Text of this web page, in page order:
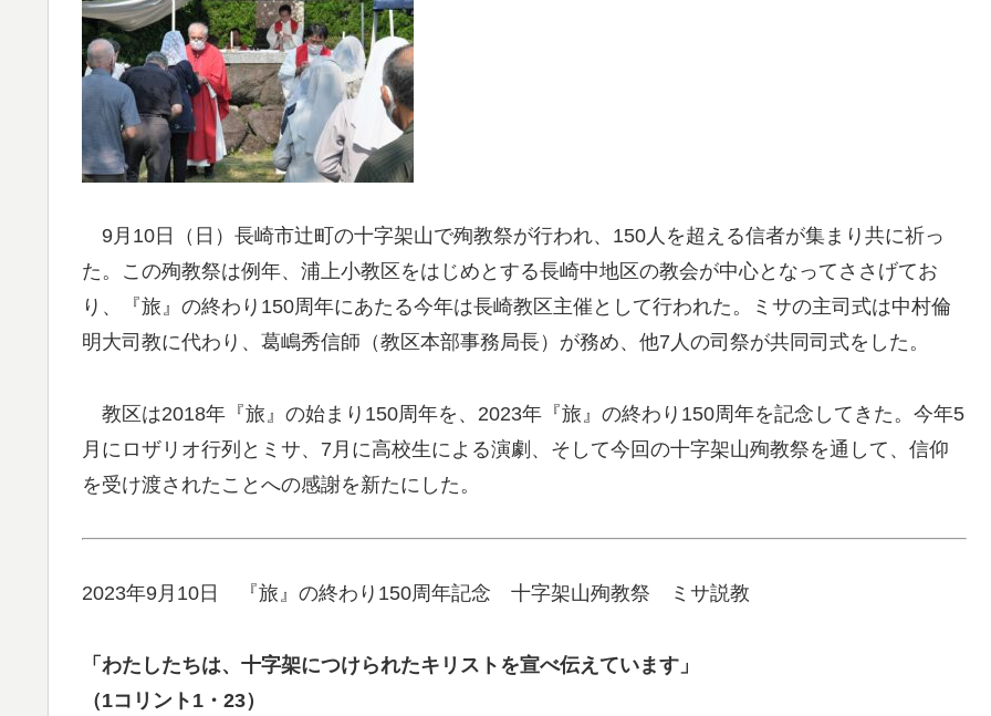
9月10日（日）長崎市辻町の十字架山で殉教祭が行われ、150人を超える信者が集まり共に祈っ
た。この殉教祭は例年、浦上小教区をはじめとする長崎中地区の教会が中心となってささげてお
り、『旅』の終わり150周年にあたる今年は長崎教区主催として行われた。ミサの主司式は中村倫
明大司教に代わり、葛嶋秀信師（教区本部事務局長）が務め、他7人の司祭が共同司式をした。
教区は2018年『旅』の始まり150周年を、2023年『旅』の終わり150周年を記念してきた。今年5
月にロザリオ行列とミサ、7月に高校生による演劇、そして今回の十字架山殉教祭を通して、信仰
を受け渡されたことへの感謝を新たにした。
2023年9月10日 『旅』の終わり150周年記念 十字架山殉教祭 ミサ説教
「わたしたちは、十字架につけられたキリストを宣べ伝えています」
（1コリント1・23）